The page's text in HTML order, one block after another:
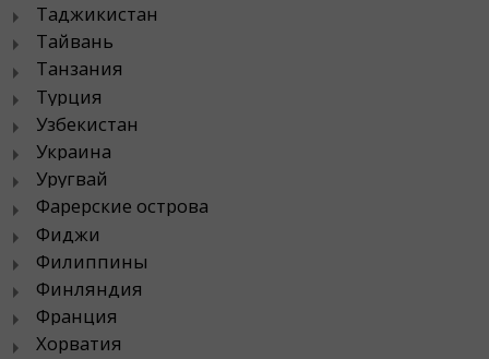
Таджикистан
Тайвань
Танзания
Турция
Узбекистан
Украина
Уругвай
Фарерские острова
Фиджи
Филиппины
Финляндия
Франция
Хорватия